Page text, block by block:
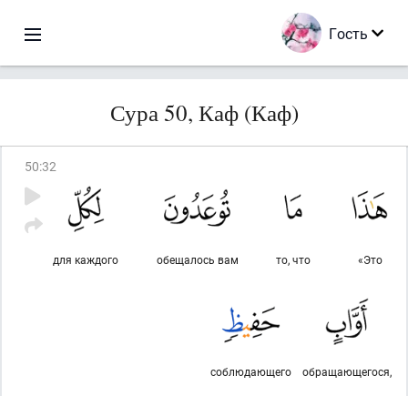
Гость
Сура 50, Каф (Каф)
50:32
«Это
то, что
обещалось вам
для каждого
обращающегося,
соблюдающего